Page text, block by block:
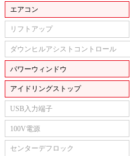
エアコン
リフトアップ
ダウンヒルアシストコントロール
パワーウィンドウ
アイドリングストップ
USB入力端子
100V電源
センターデフロック